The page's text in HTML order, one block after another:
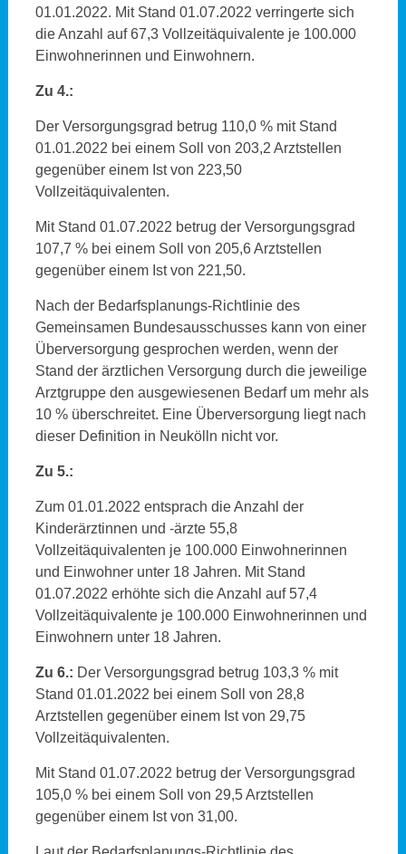
01.01.2022. Mit Stand 01.07.2022 verringerte sich
die Anzahl auf 67,3 Vollzeitäquivalente je 100.000
Einwohnerinnen und Einwohnern.
Zu 4.:
Der Versorgungsgrad betrug 110,0 % mit Stand
01.01.2022 bei einem Soll von 203,2 Arztstellen
gegenüber einem Ist von 223,50
Vollzeitäquivalenten.
Mit Stand 01.07.2022 betrug der Versorgungsgrad
107,7 % bei einem Soll von 205,6 Arztstellen
gegenüber einem Ist von 221,50.
Nach der Bedarfsplanungs-Richtlinie des
Gemeinsamen Bundesausschusses kann von einer
Überversorgung gesprochen werden, wenn der
Stand der ärztlichen Versorgung durch die jeweilige
Arztgruppe den ausgewiesenen Bedarf um mehr als
10 % überschreitet. Eine Überversorgung liegt nach
dieser Definition in Neukölln nicht vor.
Zu 5.:
Zum 01.01.2022 entsprach die Anzahl der
Kinderärztinnen und -ärzte 55,8
Vollzeitäquivalenten je 100.000 Einwohnerinnen
und Einwohner unter 18 Jahren. Mit Stand
01.07.2022 erhöhte sich die Anzahl auf 57,4
Vollzeitäquivalente je 100.000 Einwohnerinnen und
Einwohnern unter 18 Jahren.
Zu 6.: Der Versorgungsgrad betrug 103,3 % mit
Stand 01.01.2022 bei einem Soll von 28,8
Arztstellen gegenüber einem Ist von 29,75
Vollzeitäquivalenten.
Mit Stand 01.07.2022 betrug der Versorgungsgrad
105,0 % bei einem Soll von 29,5 Arztstellen
gegenüber einem Ist von 31,00.